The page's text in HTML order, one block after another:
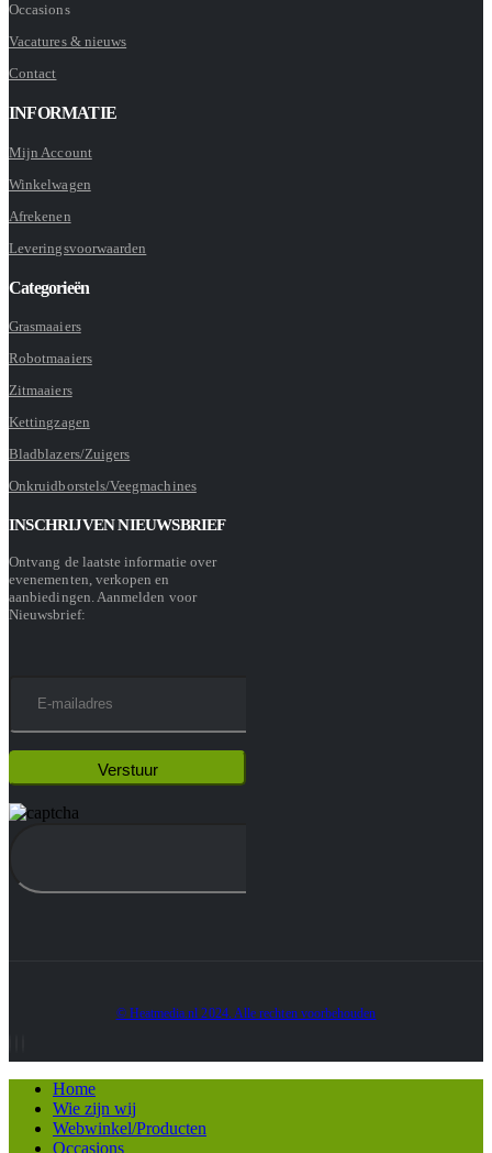
Occasions
Vacatures & nieuws
Contact
INFORMATIE
Mijn Account
Winkelwagen
Afrekenen
Leveringsvoorwaarden
Categorieën
Grasmaaiers
Robotmaaiers
Zitmaaiers
Kettingzagen
Bladblazers/Zuigers
Onkruidborstels/Veegmachines
INSCHRIJVEN NIEUWSBRIEF
Ontvang de laatste informatie over
evenementen, verkopen en
aanbiedingen. Aanmelden voor
Nieuwsbrief:
© Heatmedia.nl 2024. Alle rechten voorbehouden
Home
Wie zijn wij
Webwinkel/Producten
Occasions